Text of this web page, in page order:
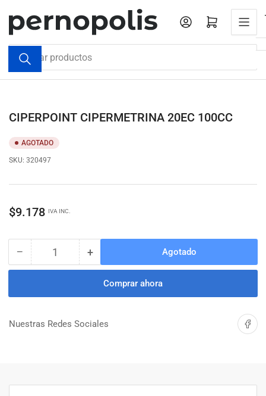
contenido
Buscar
productos
Iniciar sesiónAbrir cesta pequeña
CIPERPOINT CIPERMETRINA 20EC 100CC
AGOTADO
SKU: 320497
Precio
$9.178 IVA INC.
− Reducir
cantidad
CIPERPOINT
20EC
Cantidad +Aumentar
cantidad
para
CIPERPOINT
20EC
Agotado
Comprar ahora
Nuestras Redes Sociales Compartir